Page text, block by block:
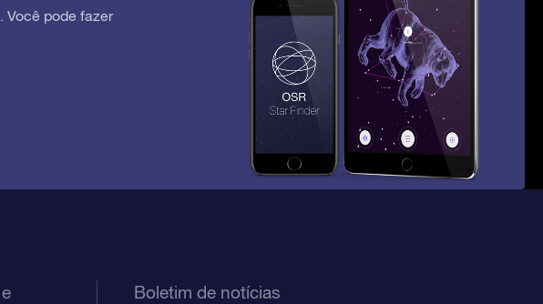
Você pode fazer
Boletim de notícias